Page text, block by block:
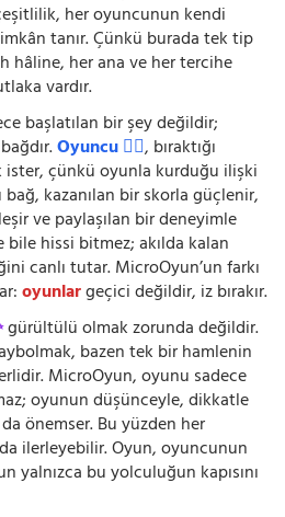
her oyuncunun kendi
tanır. Çünkü burada tek tip
hâline, her ana ve her tercihe
vardır.
başlatılan bir şey değildir;
Oyuncu 🧍‍♂️, bıraktığı
çünkü oyunla kurduğu ilişki
bağ, kazanılan bir skorla güçlenir,
ve paylaşılan bir deneyimle
bile hissi bitmez; akılda kalan
canlı tutar. MicroOyun’un farkı
oyunlargeçici değildir, iz bırakır.
gürültülü olmak zorunda değildir.
bazen tek bir hamlenin
MicroOyun, oyunu sadece
oyunun düşünceyle, dikkatle
önemser. Bu yüzden her
ilerleyebilir. Oyun, oyuncunun
bu yolculuğun kapısını